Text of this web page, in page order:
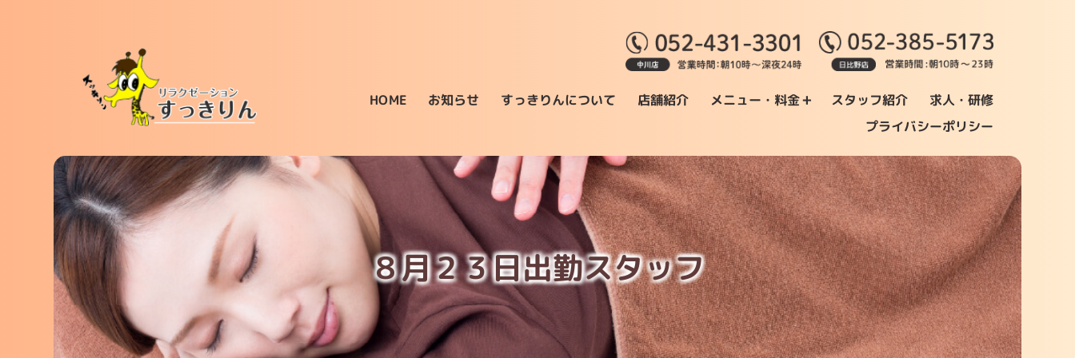
HOME お知らせ すっきりんについて 店舗紹介 メニュー・料金+ スタッフ紹介 求人・研修
プライバシーポリシー
８月２３日出勤スタッフ